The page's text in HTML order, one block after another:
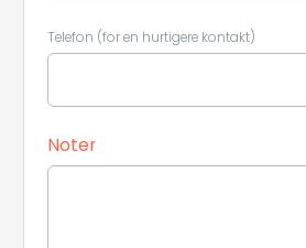
Telefon (for en hurtigere kontakt)
Noter